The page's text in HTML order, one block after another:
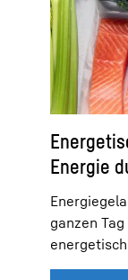
Energie
ganzen